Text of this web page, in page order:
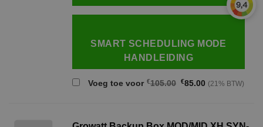
SMART SCHEDULING MODE
HANDLEIDING
Voeg toe voor €105.00 Oorspronkelijke
€85.00Huidige
prijs
(21% BTW)